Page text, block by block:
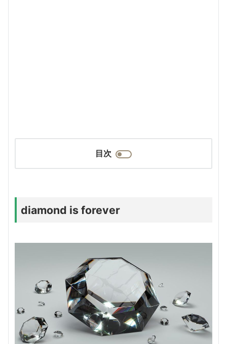
目次
diamond is forever